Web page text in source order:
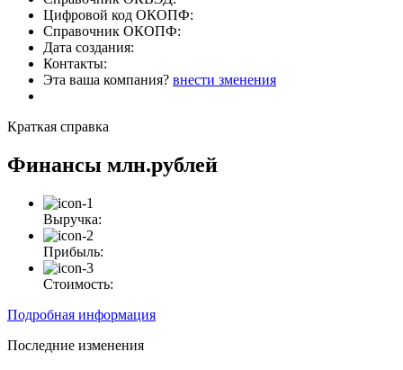
Цифровой код ОКОПФ:
Справочник ОКОПФ:
Дата создания:
Контакты:
Эта ваша компания? внести зменения
Краткая справка
Финансы млн.рублей
Выручка:
Прибыль:
Стоимость:
Подробная информация
Последние изменения